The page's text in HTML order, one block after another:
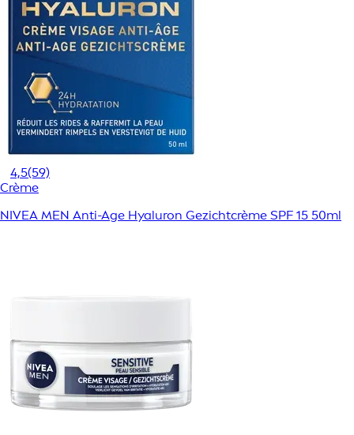
4,5(59)
Crème
NIVEA MEN Anti-Age Hyaluron Gezichtcrème SPF 15 50ml